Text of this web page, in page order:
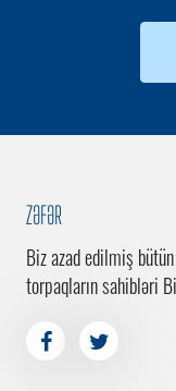
ZƏFƏR
Biz azad edilmiş
torpaqların sahibləri